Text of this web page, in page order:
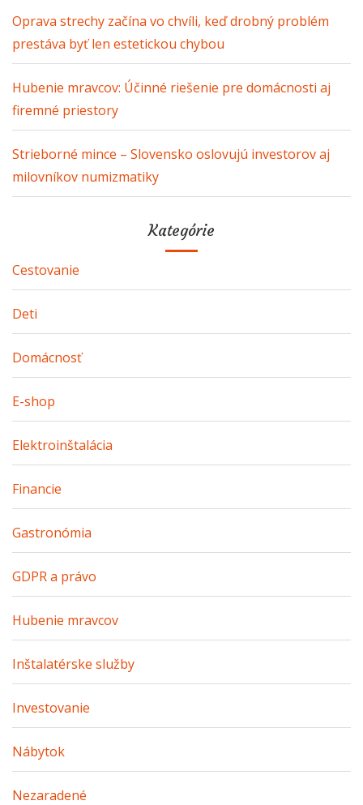
Oprava strechy začína vo chvíli, keď drobný problém
prestáva byť len estetickou chybou
Hubenie mravcov: Účinné riešenie pre domácnosti aj
firemné priestory
Strieborné mince – Slovensko oslovujú investorov aj
milovníkov numizmatiky
Kategórie
Cestovanie
Deti
Domácnosť
E-shop
Elektroinštalácia
Financie
Gastronómia
GDPR a právo
Hubenie mravcov
Inštalatérske služby
Investovanie
Nábytok
Nezaradené